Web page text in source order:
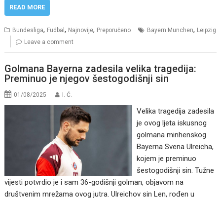
READ MORE
Bundesliga, Fudbal, Najnovije, Preporučeno Bayern Munchen, Leipzig
Leave a comment
Golmana Bayerna zadesila velika tragedija:
Preminuo je njegov šestogodišnji sin
01/08/2025 I. Ć.
Velika tragedija zadesila
je ovog ljeta iskusnog
golmana minhenskog
Bayerna Svena Ulreicha,
kojem je preminuo
šestogodišnji sin. Tužne
vijesti potvrdio je i sam 36-godišnji golman, objavom na
društvenim mrežama ovog jutra. Ulreichov sin Len, rođen u